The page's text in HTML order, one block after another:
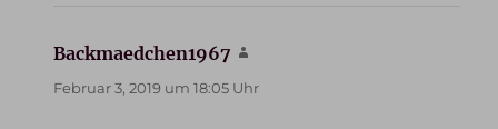
Backmaedchen1967
Februar 3, 2019 um 18:05 Uhr